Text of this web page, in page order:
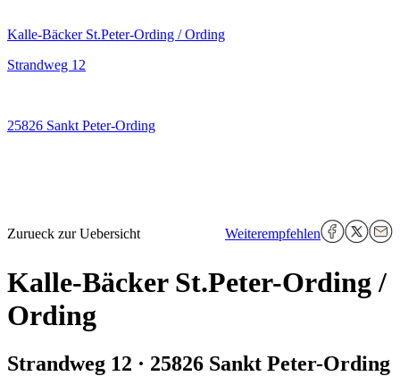
Kalle-Bäcker St.Peter-Ording / Ording
Strandweg 12
25826 Sankt Peter-Ording
Zurueck zur Uebersicht Weiterempfehlen
Kalle-Bäcker St.Peter-Ording /
Ording
Strandweg 12 · 25826 Sankt Peter-Ording